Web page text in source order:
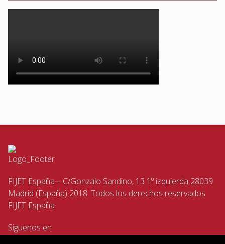
FIJET España – C/Gonzalo Sandino, 13 1º izquierda 28039
Madrid (España) 2018. Todos los derechos reservados
FIJET España
Siguenos en